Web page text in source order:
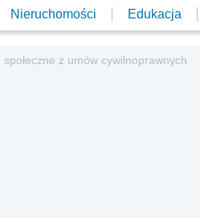
Nieruchomości Edukacja
z umów cywilnoprawnych